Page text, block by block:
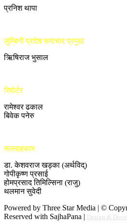
प्रनिश थापा
लुम्बिनी प्रदेश समाचार प्रमुख
ऋिषिराज भुसाल
रिपोर्टर
रामेश्वर ढकाल
बिवेक पनेरु
सल्लाहकार
डा. केशवराज खड्का (अर्थविद्)
गोपीकृष्ण प्रसाई
होमप्रसाद तिमिल्सिना (राजु)
थलमान सुवेदी
Powered by Three Star Media | ©
Reserved with SajhaPana | Design &